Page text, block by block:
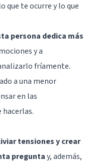
que te ocurre y lo que
persona dedica más
y a
fríamente.
a una menor
en las
hacerlas.
tensiones y crear
preguntay, además,